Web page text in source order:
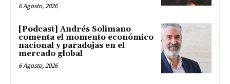
6 Agosto, 2026
[Podcast] Andrés Solimano
comenta el momento económico
nacional y paradojas en el
mercado global
6 Agosto, 2026